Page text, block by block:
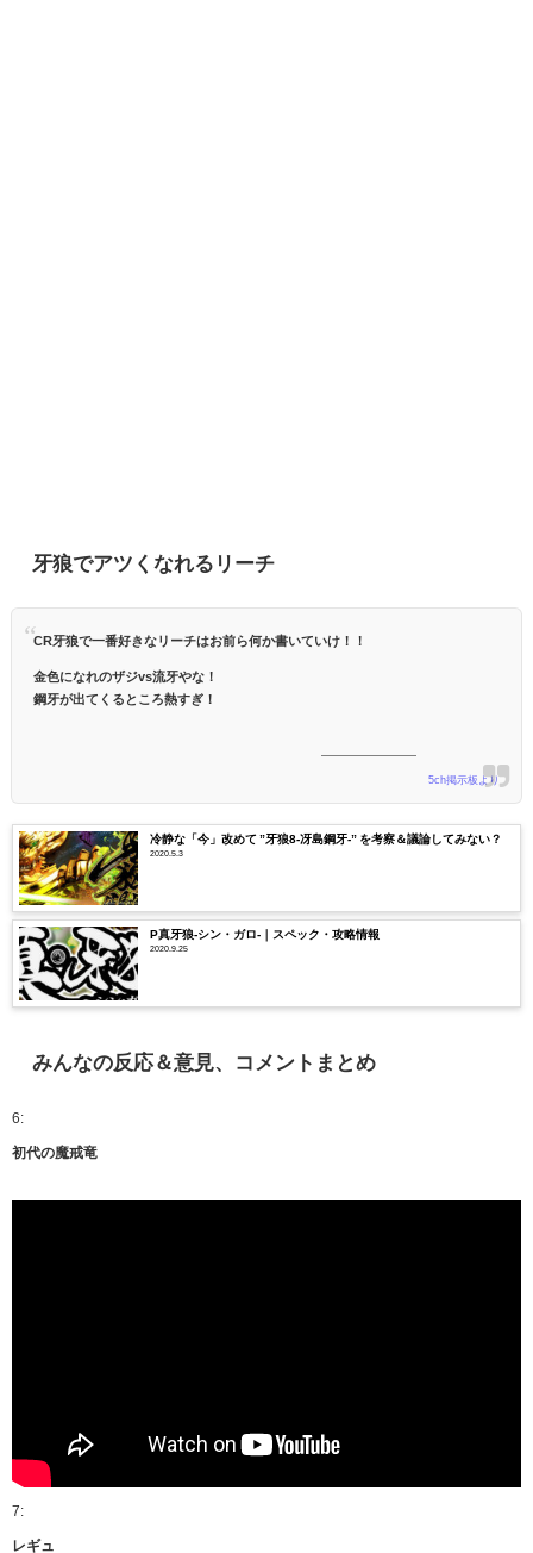
牙狼でアツくなれるリーチ
CR牙狼で一番好きなリーチはお前ら何か書いていけ！！
金色になれのザジvs流牙やな！
鋼牙が出てくるところ熱すぎ！
5ch掲示板より
冷静な「今」改めて ”牙狼8-冴島鋼牙-” を考察＆議論してみない？
2020.5.3
P真牙狼-シン・ガロ-｜スペック・攻略情報
2020.9.25
みんなの反応＆意見、コメントまとめ
6:
初代の魔戒竜
7:
レギュ